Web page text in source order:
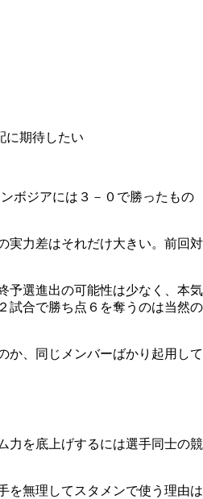
に期待したい
ボジアには３－０で勝ったもの
実力差はそれだけ大きい。前回対
予選進出の可能性は少なく、本気
試合で勝ち点６を奪うのは当然の
か、同じメンバーばかり起用して
力を底上げするには選手同士の競
を無理してスタメンで使う理由は